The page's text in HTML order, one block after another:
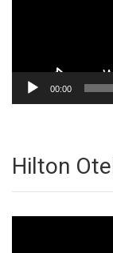
00:00
Hilton